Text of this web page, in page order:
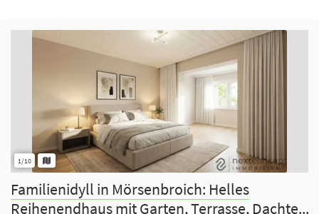
1/10
Familienidyll in Mörsenbroich: Helles
Reihenendhaus mit Garten, Terrasse, Dachte...